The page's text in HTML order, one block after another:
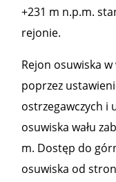
+231 m n.p.m.
rejonie.
Rejon osuwiska
poprzez
ostrzegawczych i
osuwiska wału
m. Dostęp do
osuwiska od